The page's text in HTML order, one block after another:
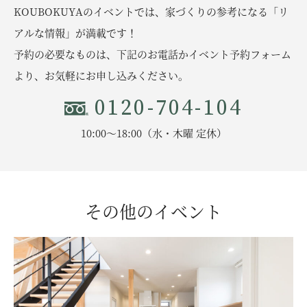
KOUBOKUYAのイベントでは、家づくりの参考になる「リ
アルな情報」が満載です！
予約の必要なものは、下記のお電話かイベント予約フォーム
より、お気軽にお申し込みください。
0120-704-104
10:00〜18:00（水・木曜 定休）
その他のイベント